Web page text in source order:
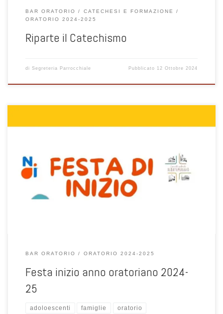
BAR ORATORIO
CATECHESI E FORMAZIONE
ORATORIO 2024-2025
Riparte il Catechismo
di Segreteria Parrocchiale Pubblicato 12 Ottobre 2024
Grest 2024, il calendario delle gite
BAR ORATORIO ORATORIO 2024-2025
Festa inizio anno oratoriano 2024-
25
adoloescenti famiglie oratorio